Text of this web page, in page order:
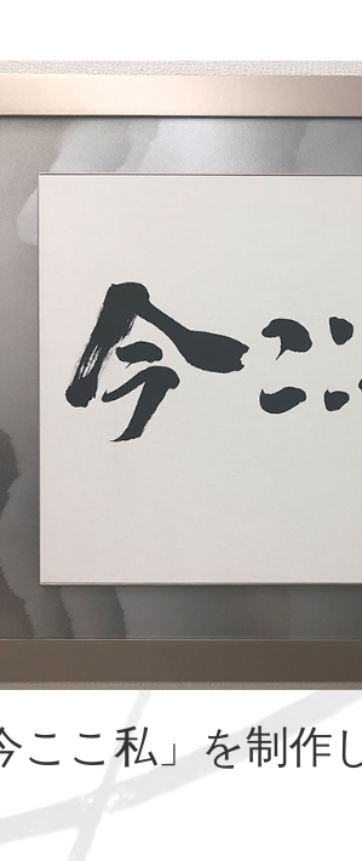
ここ私」を制作